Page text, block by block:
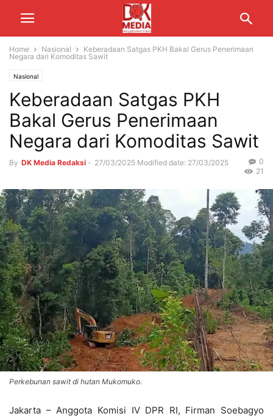
Home Nasional
Keberadaan Satgas PKH Bakal Gerus Penerimaan
Negara dari Komoditas Sawit
Nasional
Keberadaan Satgas PKH
Bakal Gerus Penerimaan
Negara dari Komoditas Sawit
By DK Media Redaksi - 27/03/2025 Modified date: 27/03/2025
0
21
Perkebunan sawit di hutan Mukomuko.
Jakarta – Anggota Komisi IV DPR RI, Firman Soebagyo